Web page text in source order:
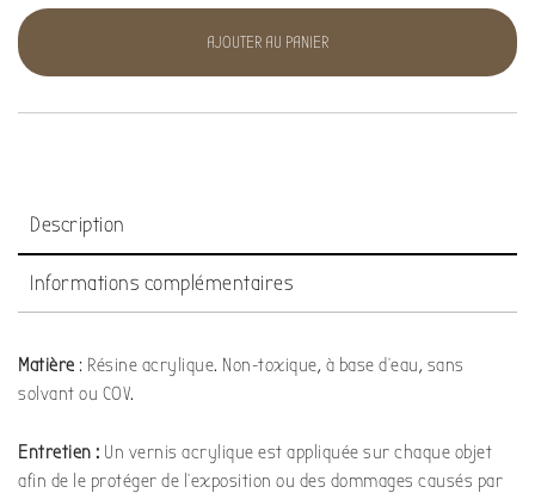
AJOUTER AU PANIER
Description
Informations complémentaires
Matière : Résine acrylique. Non-toxique, à base d’eau, sans
solvant ou COV.
Entretien : Un vernis acrylique est appliquée sur chaque objet
afin de le protéger de l’exposition ou des dommages causés par